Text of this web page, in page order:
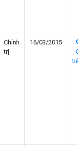
Chính
trị
16/03/2015